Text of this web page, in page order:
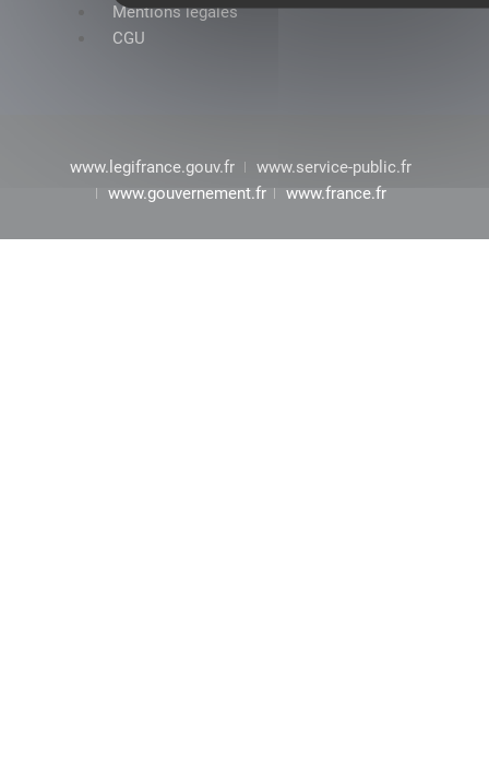
Mentions légales
CGU
www.legifrance.gouv.fr
www.service-public.fr
www.gouvernement.fr
www.france.fr